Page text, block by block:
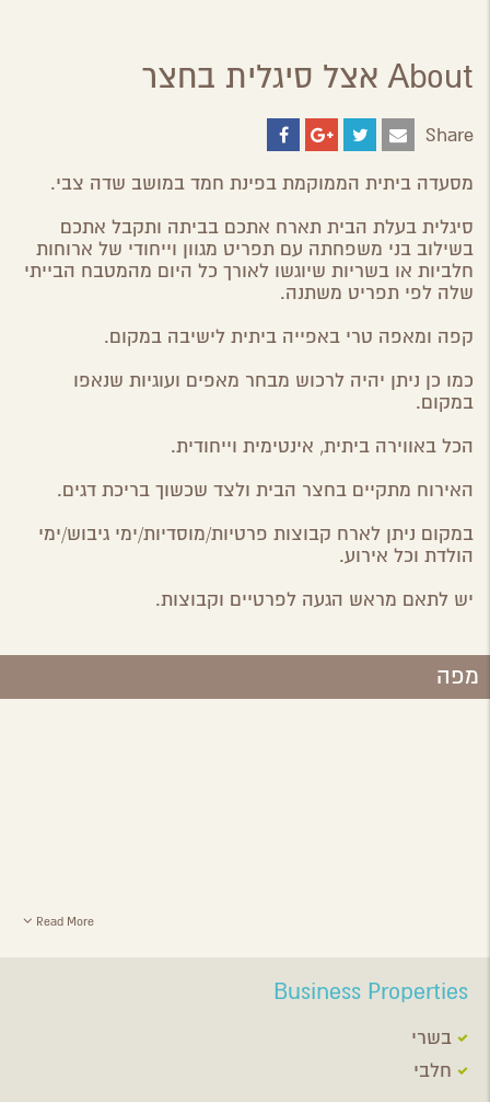
About אצל סיגלית בחצר
Share
Email
Twitter
Google
Plus
מסעדה ביתית הממוקמת בפינת חמד במושב שדה צבי.
סיגלית בעלת הבית תארח אתכם בביתה ותקבל אתכם
בשילוב בני משפחתה עם תפריט מגוון וייחודי של ארוחות
חלביות או בשריות שיוגשו לאורך כל היום מהמטבח הבייתי
שלה לפי תפריט משתנה.
קפה ומאפה טרי באפייה ביתית לישיבה במקום.
כמו כן ניתן יהיה לרכוש מבחר מאפים ועוגיות שנאפו
במקום.
הכל באווירה ביתית, אינטימית וייחודית.
האירוח מתקיים בחצר הבית ולצד שכשוך בריכת דגים.
במקום ניתן לארח קבוצות פרטיות/מוסדיות/ימי גיבוש/ימי
הולדת וכל אירוע.
יש לתאם מראש הגעה לפרטיים וקבוצות.
מפה
Read More
Business Properties
בשרי
חלבי